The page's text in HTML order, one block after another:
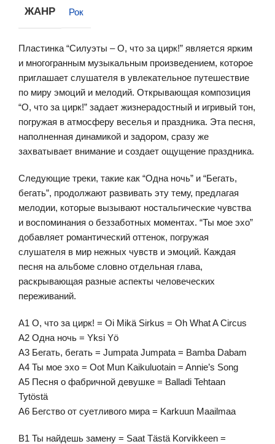
ЖАНР Рок
Пластинка “Силуэты – О, что за цирк!” является ярким
и многогранным музыкальным произведением, которое
приглашает слушателя в увлекательное путешествие
по миру эмоций и мелодий. Открывающая композиция
“О, что за цирк!” задает жизнерадостный и игривый тон,
погружая в атмосферу веселья и праздника. Эта песня,
наполненная динамикой и задором, сразу же
захватывает внимание и создает ощущение праздника.
Следующие треки, такие как “Одна ночь” и “Бегать,
бегать”, продолжают развивать эту тему, предлагая
мелодии, которые вызывают ностальгические чувства
и воспоминания о беззаботных моментах. “Ты мое эхо”
добавляет романтический оттенок, погружая
слушателя в мир нежных чувств и эмоций. Каждая
песня на альбоме словно отдельная глава,
раскрывающая разные аспекты человеческих
переживаний.
A1 О, что за цирк! = Oi Mikä Sirkus = Oh What A Circus
A2 Одна ночь = Yksi Yö
A3 Бегать, бегать = Jumpata Jumpata = Bamba Dabam
A4 Ты мое эхо = Oot Mun Kaikuluotain = Annie’s Song
A5 Песня о фабричной девушке = Balladi Tehtaan
Tytöstä
A6 Бегство от суетливого мира = Karkuun Maailmaa
B1 Ты найдешь замену = Saat Tästä Korvikkeen =